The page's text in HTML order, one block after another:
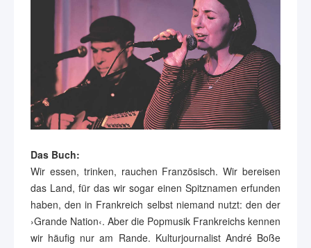
Das Buch:
Wir essen, trinken, rauchen Französisch. Wir bereisen
das Land, für das wir sogar einen Spitznamen erfunden
haben, den in Frankreich selbst niemand nutzt: den der
›Grande Nation‹. Aber die Popmusik Frankreichs kennen
wir häufig nur am Rande. Kulturjournalist André Boße